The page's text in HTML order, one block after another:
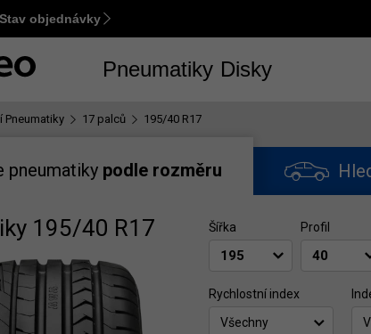
M
Stav objednávky
Pneumatiky Disky
Pneumatiky 17 palců 195/40 R17
pneumatiky podle rozměru
195/40 R17 Šířka Profil
Rychlostní index
Všechny